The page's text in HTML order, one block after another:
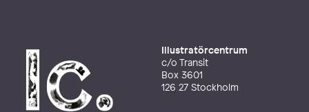
Illustratörcentrum
c/o Transit
Box 3601
126 27 Stockholm